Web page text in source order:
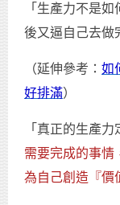
「生產力不是
後又逼自己去做
（延伸參考： 如
好排滿）
「真正的生產力
需要完成的事情
為自己創造『價